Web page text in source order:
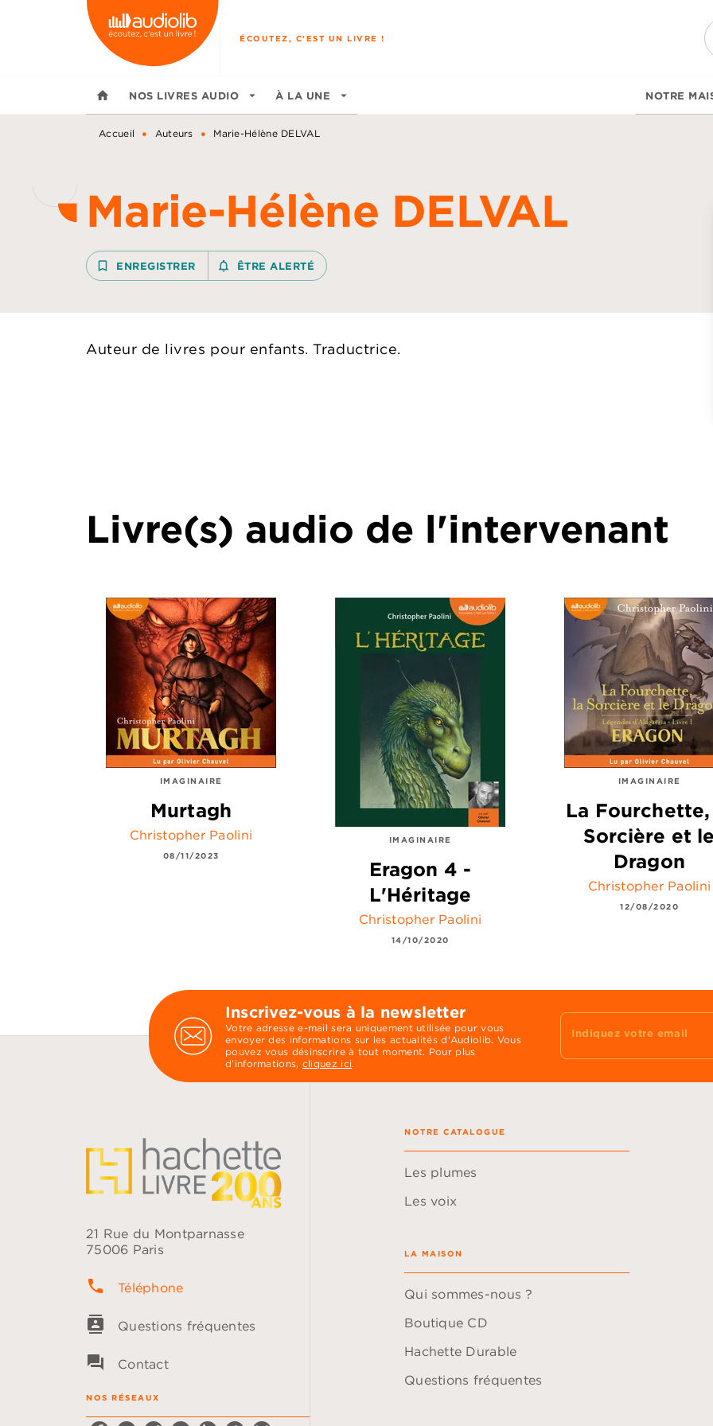
MENU RECHERCHE
ÉCOUTEZ, C'EST UN LIVRE !
home NOS LIVRES AUDIO arrow_drop_down À LA UNE arrow_drop_down NOTRE
Accueil • Auteurs • Marie-Hélène DELVAL
Marie-Hélène DELVAL
bookmark_border ENREGISTRER notifications_none_outlined
ÊTRE ALERTÉ
Auteur de livres pour enfants. Traductrice.
Livre(s) audio de l'intervenant
IMAGINAIRE
Murtagh
Christopher Paolini
08/11/2023
IMAGINAIRE
Eragon 4 -
L'Héritage
Christopher Paolini
14/10/2020
IMAGINAIRE
La
Sorcière et le
Dragon
Christopher Paolini
12/08/2020
Inscrivez-vous à la newsletter
Votre adresse e-mail sera uniquement utilisée pour vous
envoyer des informations sur les actualités d'Audiolib. Vous
pouvez vous désinscrire à tout moment. Pour plus
d’informations, cliquez ici.
Indiquez votre email
21 Rue du Montparnasse
75006 Paris
phone Téléphone
contacts Questions fréquentes
question_answer Contact
NOS RÉSEAUX
NOTRE CATALOGUE
Les plumes
Les voix
LA MAISON
Qui sommes-nous ?
Boutique CD
Hachette Durable
Questions fréquentes